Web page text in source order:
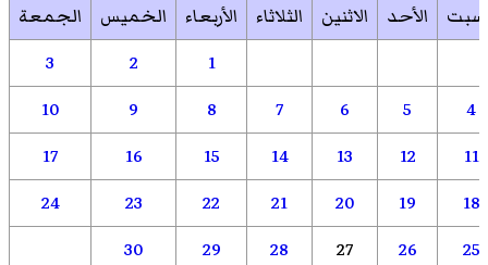
الأحد الاثنين الثلاثاء الأربعاء الخميس
الجمعة
1
2
3
4
5
6
7
8
9
10
11
12
13
14
15
16
17
18
19
20
21
22
23
24
25
26
27
28
29
30